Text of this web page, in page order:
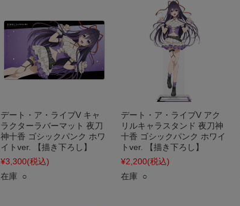
デート・ア・ライブV キャ
ラクターラバーマット 夜刀
神十香 ゴシックパンク ホワ
イトver. 【描き下ろし】
¥3,300(税込)
在庫 ○
デート・ア・ライブV アク
リルキャラスタンド 夜刀神
十香 ゴシックパンク ホワイ
トver. 【描き下ろし】
¥2,200(税込)
在庫 ○